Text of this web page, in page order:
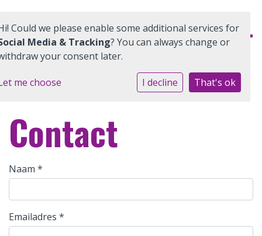
Home
Ouders
Quadraten
Aanmelden
Contact
Contact
Naam *
Emailadres *
Could we please enable some additional services for
Media & Tracking? You can always change or
your consent later.
me choose I decline That's ok